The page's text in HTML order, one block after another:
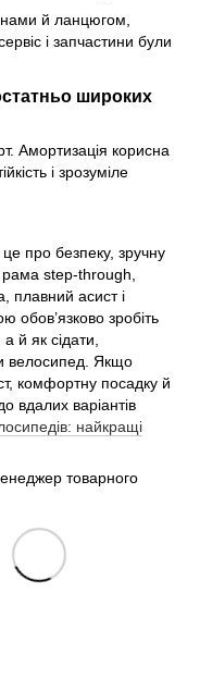
й ланцюгом,
і запчастини були
широких
Амортизація корисна
і зрозуміле
про безпеку, зручну
рама step-through,
плавний асист і
обов’язково зробіть
а й як сідати,
велосипед. Якщо
комфортну посадку й
вдалих варіантів
найкращі
товарного